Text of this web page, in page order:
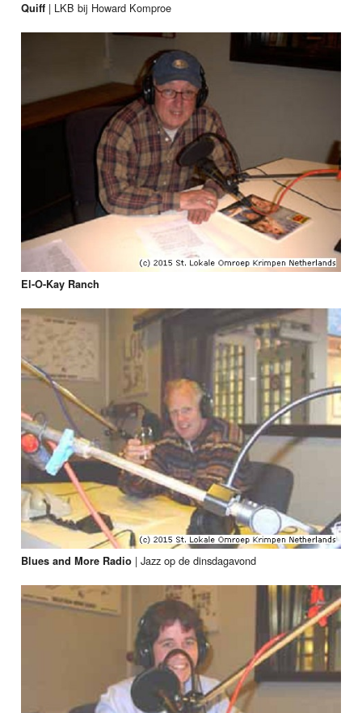
Quiff | LKB bij Howard Komproe
El-O-Kay Ranch
Blues and More Radio |Jazz op de dinsdagavond